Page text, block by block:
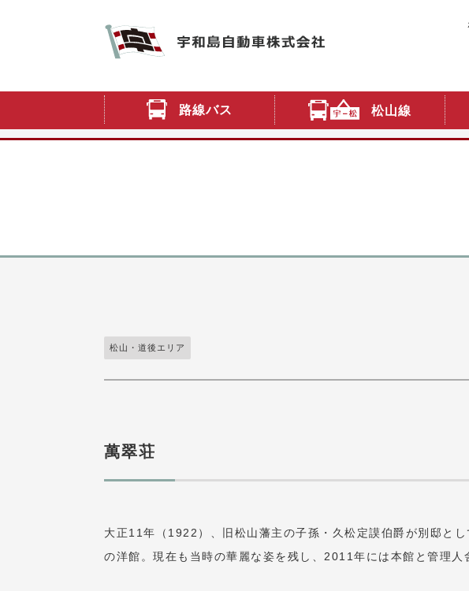
路線バス 松山線
松山・道後エリア
萬翠荘
大正11年（1922）、旧松山藩主の子孫・久松定謨伯爵が別邸と
の洋館。現在も当時の華麗な姿を残し、2011年には本館と管理人